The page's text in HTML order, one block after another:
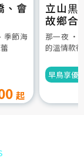
、會
季節海
立山黒
故鄉合
5日
那一夜 ‧
的溫情款
早鳥享優